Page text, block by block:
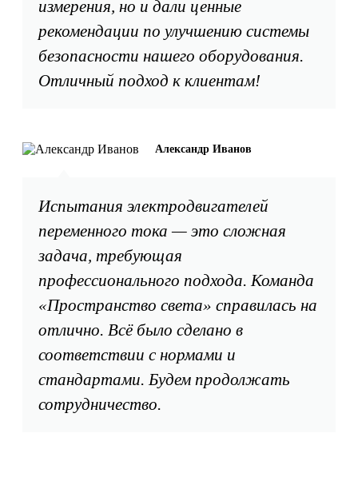
измерения, но и дали ценные
рекомендации по улучшению системы
безопасности нашего оборудования.
Отличный подход к клиентам!
Испытания электродвигателей
переменного тока — это сложная
задача, требующая
профессионального подхода. Команда
«Пространство света» справилась на
отлично. Всё было сделано в
соответствии с нормами и
стандартами. Будем продолжать
сотрудничество.
Александр Иванов